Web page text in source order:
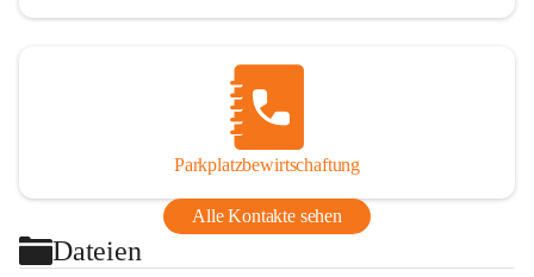
Parkplatzbewirtschaftung
Alle Kontakte sehen
Dateien